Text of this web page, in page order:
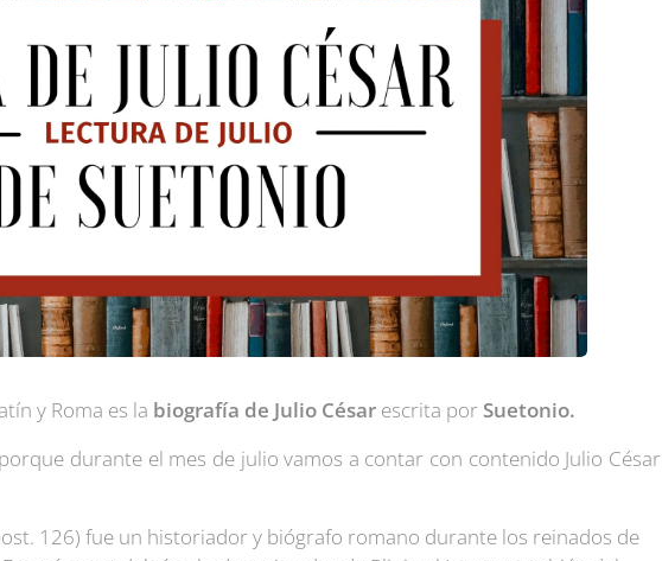
y Roma es la biografía de Julio César escrita por Suetonio.
durante el mes de julio vamos a contar con contenido Julio César
126) fue un historiador y biógrafo romano durante los reinados de